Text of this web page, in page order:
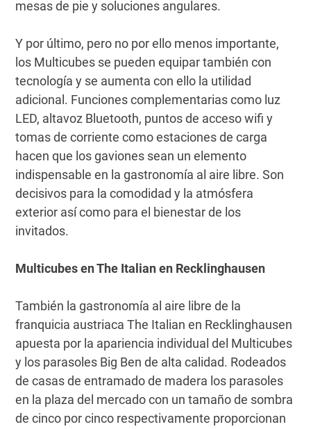
mesas de pie y soluciones angulares.
Y por último, pero no por ello menos importante,
los Multicubes se pueden equipar también con
tecnología y se aumenta con ello la utilidad
adicional. Funciones complementarias como luz
LED, altavoz Bluetooth, puntos de acceso wifi y
tomas de corriente como estaciones de carga
hacen que los gaviones sean un elemento
indispensable en la gastronomía al aire libre. Son
decisivos para la comodidad y la atmósfera
exterior así como para el bienestar de los
invitados.
Multicubes en The Italian en Recklinghausen
También la gastronomía al aire libre de la
franquicia austriaca The Italian en Recklinghausen
apuesta por la apariencia individual del Multicubes
y los parasoles Big Ben de alta calidad. Rodeados
de casas de entramado de madera los parasoles
en la plaza del mercado con un tamaño de sombra
de cinco por cinco respectivamente proporcionan